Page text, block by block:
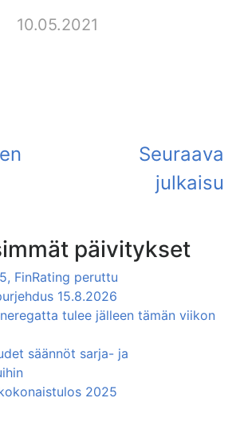
10.05.2021
päivitykset
FinRating peruttu
15.8.2026
tulee jälleen tämän viikon
säännöt sarja- ja
2025